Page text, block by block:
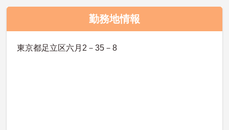
勤務地情報
東京都足立区六月2－35－8